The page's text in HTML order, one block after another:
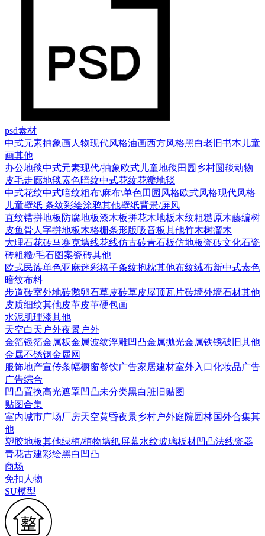
psd素材
中式元素抽象画人物现代风格油画西方风格黑白老旧书本 儿童
画其他
办公地毯中式元素现代/抽象欧式 儿童地毯 田园乡村圆毯动物
皮毛走廊地毯素色暗纹中式花纹花瓣地毯
中式花纹中式暗纹粗布\麻布\单色田园风格欧式风格现代风格
儿童壁纸 条纹彩绘涂鸦其他壁纸背景/屏风
直纹错拼地板 防腐地板漆木板拼花木地板木纹粗糙原木藤编树
皮鱼骨人字拼地板木格栅条形版吸音板其他竹木树瘤木
大理石花砖马赛克墙线花线仿古砖青石板仿地板瓷砖文化石瓷
砖粗糙/毛石图案瓷砖其他
欧式民族单色亚麻迷彩格子条纹抱枕其他布纹绒布新中式素色
暗纹布料
步道砖室外地砖鹅卵石草皮砖草皮屋顶瓦片砖墙外墙石材其他
皮质细纹其他皮革皮革硬包画
水泥肌理漆其他
天空白天户外夜景户外
金箔银箔金属板金属波纹浮雕凹凸金属抛光金属铁锈破旧其他
金属不锈钢金属网
服饰地产宣传条幅橱窗餐饮广告家居建材室外入口化妆品广告
广告综合
凹凸置换高光遮罩凹凸未分类黑白脏旧贴图
贴图合集
室内城市广场厂房天空黄昏夜景乡村户外庭院园林国外合集其
他
塑胶地板其他绿植/植物墙纸屏幕水纹玻璃板材凹凸法线瓷器
青花古建彩绘黑白凹凸
商场
免扣人物
SU模型